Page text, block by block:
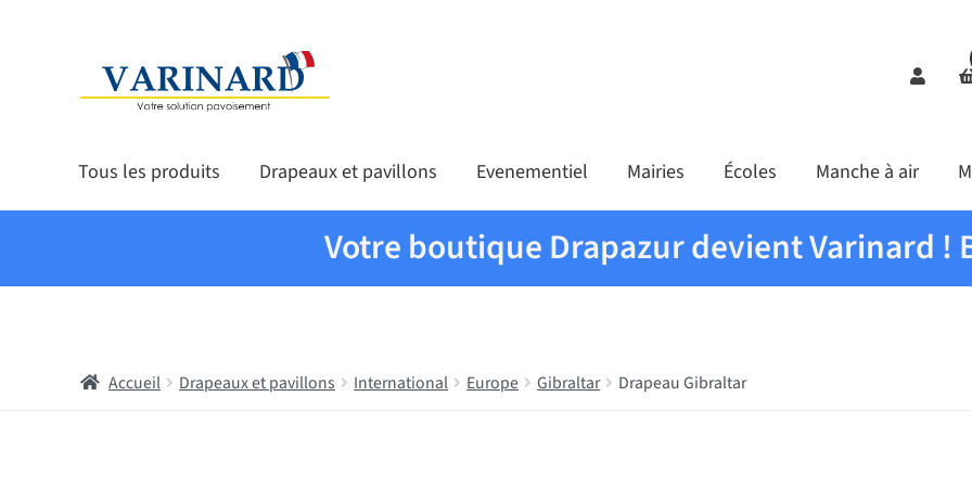
Aller à la navigation
Aller au contenu
Tous les produits Drapeaux et pavillons Evenementiel Mairies Écoles Manche à air
Votre boutique Drapazur devient Varinard !
Accueil Drapeaux et pavillons International Europe Gibraltar Drapeau Gibraltar